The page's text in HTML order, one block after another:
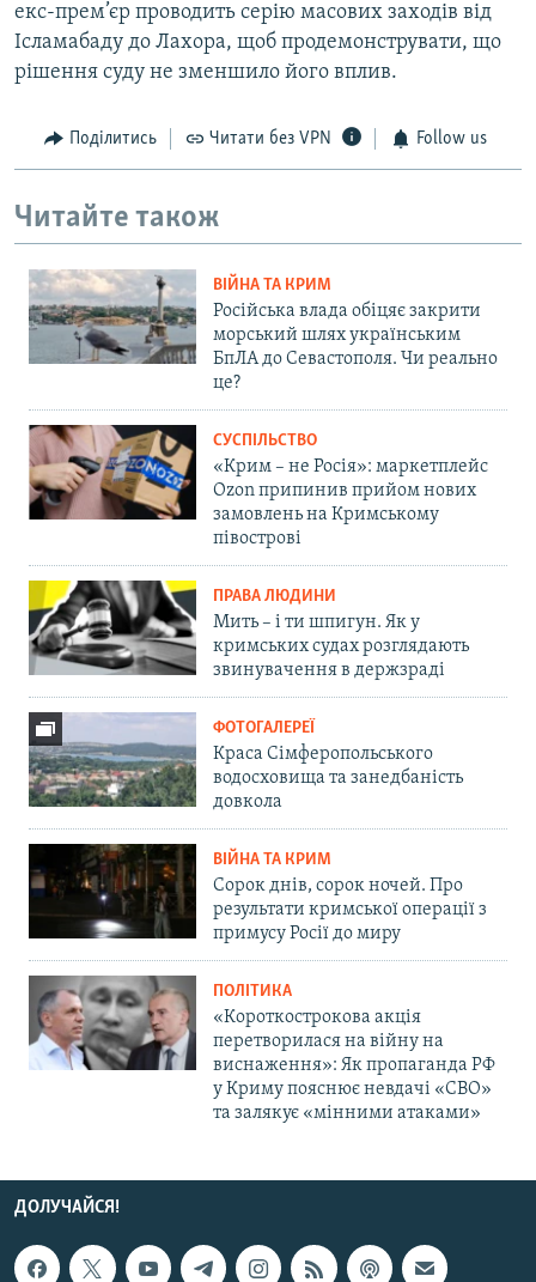
екс-прем’єр проводить серію масових заходів від
Ісламабаду до Лахора, щоб продемонструвати, що
рішення суду не зменшило його вплив.
Поділитись Читати без VPN Follow us
Читайте також
ВІЙНА ТА КРИМ
Російська влада обіцяє закрити
морський шлях українським
БпЛА до Севастополя. Чи реально
це?
СУСПІЛЬСТВО
«Крим – не Росія»: маркетплейс
Ozon припинив прийом нових
замовлень на Кримському
півострові
ПРАВА ЛЮДИНИ
Мить – і ти шпигун. Як у
кримських судах розглядають
звинувачення в держзраді
ФОТОГАЛЕРЕЇ
Краса Сімферопольського
водосховища та занедбаність
довкола
ВІЙНА ТА КРИМ
Сорок днів, сорок ночей. Про
результати кримської операції з
примусу Росії до миру
ПОЛІТИКА
«Короткострокова акція
перетворилася на війну на
виснаження»: Як пропаганда РФ
у Криму пояснює невдачі «СВО»
та залякує «мінними атаками»
ДОЛУЧАЙСЯ!